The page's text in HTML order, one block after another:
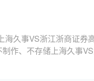
海久事VS浙江浙商证
作、不存储上海久事